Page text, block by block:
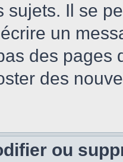
sujets. Il se
un
des pages
des
ou